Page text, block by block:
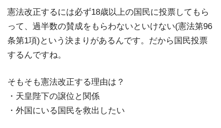
憲法改正するには必ず18歳以上の国民に投票してもら
って、過半数の賛成をもらわないといけない(憲法第96
条第1項)という決まりがあるんです。だから国民投票
するんですね。
そもそも憲法改正する理由は？
・天皇陛下の譲位と関係
・外国にいる国民を救出したい